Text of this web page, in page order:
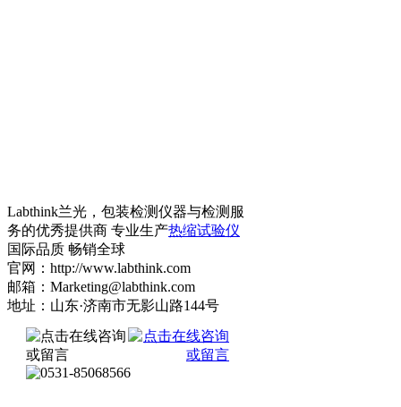
Labthink兰光，包装检测仪器与检测服
务的优秀提供商 专业生产热缩试验仪
国际品质 畅销全球
官网：http://www.labthink.com
邮箱：Marketing@labthink.com
地址：山东·济南市无影山路144号